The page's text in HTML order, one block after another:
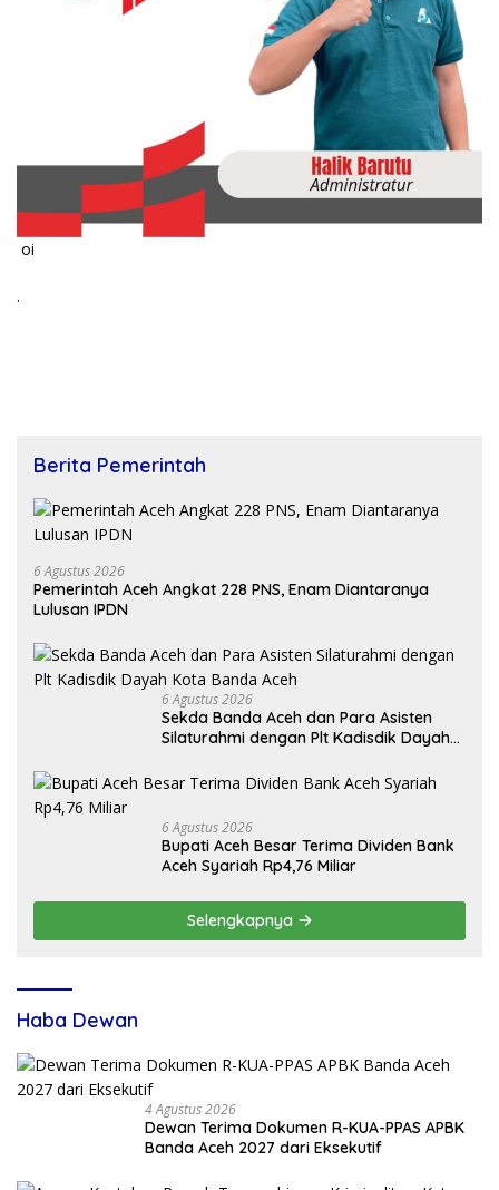
oi
.
Berita Pemerintah
6 Agustus 2026
Pemerintah Aceh Angkat 228 PNS, Enam Diantaranya
Lulusan IPDN
6 Agustus 2026
Sekda Banda Aceh dan Para Asisten
Silaturahmi dengan Plt Kadisdik Dayah
6 Agustus 2026
Bupati Aceh Besar Terima Dividen Bank
Aceh Syariah Rp4,76 Miliar
Selengkapnya
Haba Dewan
4 Agustus 2026
Dewan Terima Dokumen R-KUA-PPAS APBK
Banda Aceh 2027 dari Eksekutif